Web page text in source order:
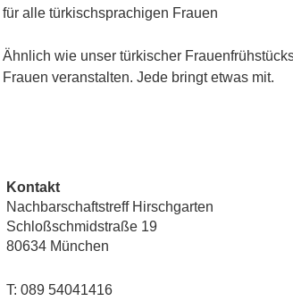
für alle türkischsprachigen Frauen
Ähnlich wie unser türkischer
Frauen veranstalten. Jede bringt etwas mit.
Kontakt
Nachbarschaftstreff Hirschgarten
Schloßschmidstraße 19
80634 München
T: 089 54041416